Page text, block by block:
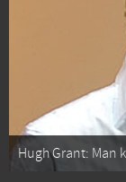
Hugh Grant: Man